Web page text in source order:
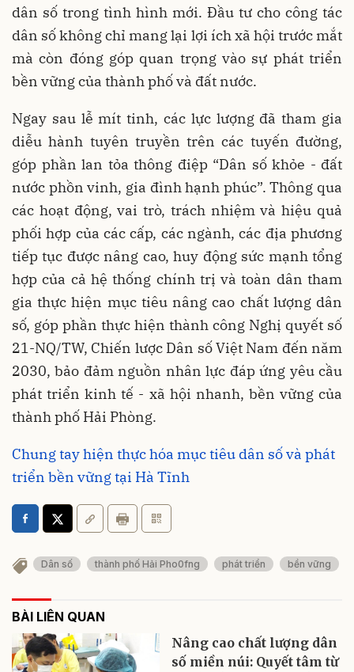
dân số trong tình hình mới. Đầu tư cho công tác
dân số không chỉ mang lại lợi ích xã hội trước mắt
mà còn đóng góp quan trọng vào sự phát triển
bền vững của thành phố và đất nước.
Ngay sau lễ mít tinh, các lực lượng đã tham gia
diễu hành tuyên truyền trên các tuyến đường,
góp phần lan tỏa thông điệp “Dân số khỏe - đất
nước phồn vinh, gia đình hạnh phúc”. Thông qua
các hoạt động, vai trò, trách nhiệm và hiệu quả
phối hợp của các cấp, các ngành, các địa phương
tiếp tục được nâng cao, huy động sức mạnh tổng
hợp của cả hệ thống chính trị và toàn dân tham
gia thực hiện mục tiêu nâng cao chất lượng dân
số, góp phần thực hiện thành công Nghị quyết số
21-NQ/TW, Chiến lược Dân số Việt Nam đến năm
2030, bảo đảm nguồn nhân lực đáp ứng yêu cầu
phát triển kinh tế - xã hội nhanh, bền vững của
thành phố Hải Phòng.
Chung tay hiện thực hóa mục tiêu dân số và phát
triển bền vững tại Hà Tĩnh
Dân số thành phố Hải Pho0fng phát triển bền vững
BÀI LIÊN QUAN
Nâng cao chất lượng dân
số miền núi: Quyết tâm từ